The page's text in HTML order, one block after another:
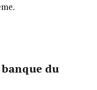
banque du